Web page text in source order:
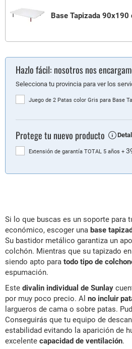
Base Tapizada 90x190
Hazlo fácil: nosotros nos
Selecciona tu provincia para ver los
Juego de 2 Patas color Gris para Base
Protege tu nuevo producto
Extensión de garantía TOTAL 5 años +
Si lo que buscas es un soporte para
económico, escoger una base
Su bastidor metálico garantiza un
colchón. Mientras que su tapizado en
siendo apto para todo tipo de
espumación.
Este divalin individual de Sunlay
por muy poco precio. Al no incluir
largueros de cama o sobre patas.
Conseguirás que tu equipo de
estabilidad evitando la aparición de
excelente capacidad de ventilación.